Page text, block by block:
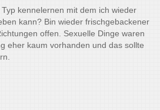
kennelernen mit dem ich wieder
kann? Bin wieder frischgebackener
offen. Sexuelle Dinge waren
eher kaum vorhanden und das sollte